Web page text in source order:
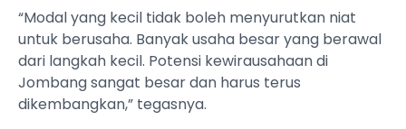
“Modal yang kecil tidak boleh menyurutkan niat
untuk berusaha. Banyak usaha besar yang berawal
dari langkah kecil. Potensi kewirausahaan di
Jombang sangat besar dan harus terus
dikembangkan,” tegasnya.